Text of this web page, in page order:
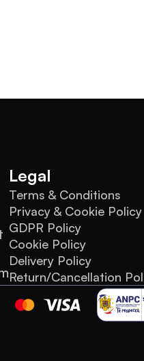
Legal
Terms & Conditions
Privacy & Cookie Policy
GDPR Policy
Cookie Policy
Delivery Policy
Return/Cancellation